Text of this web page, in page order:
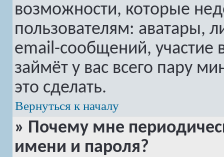
возможности, которые
пользователям: аватары,
email-сообщений, участие
займёт у вас всего пару
это сделать.
Вернуться к началу
» Почему мне
имени и пароля?